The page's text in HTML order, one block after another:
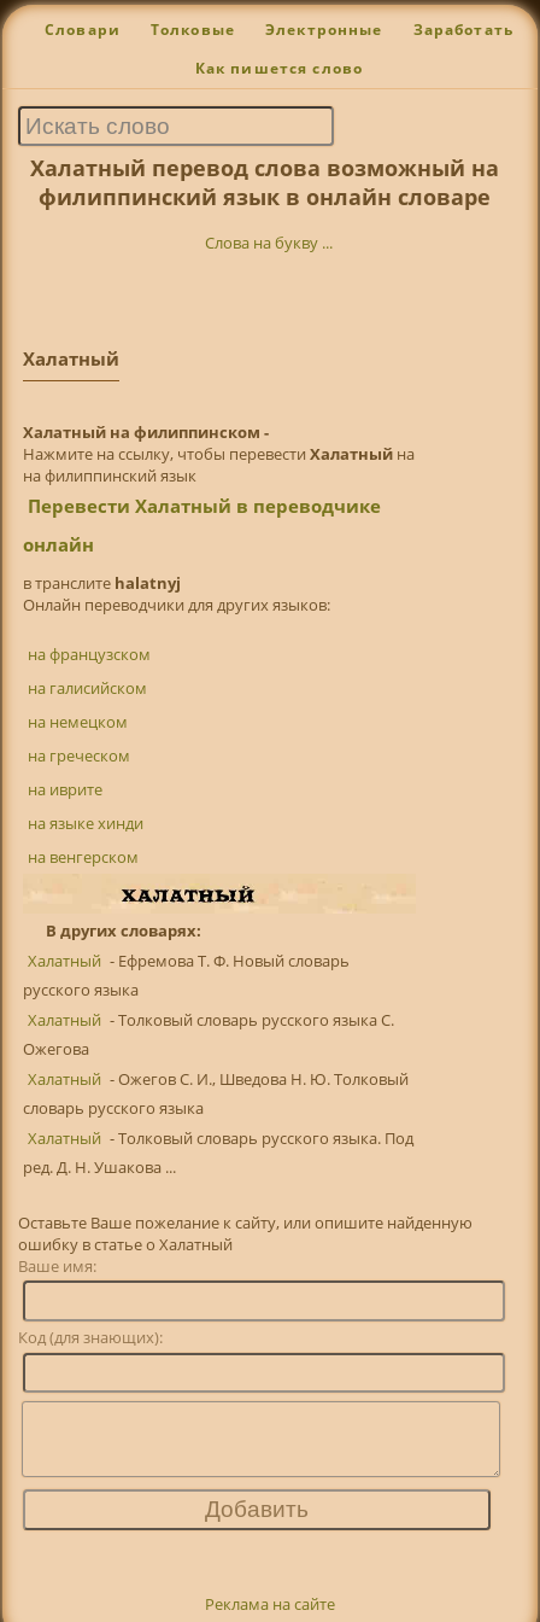
Словари Толковые Электронные Заработать
Как пишется слово
Халатный перевод слова возможный на
филиппинский язык в онлайн словаре
Слова на букву ...
Халатный
Халатный на филиппинском -
Нажмите на ссылку, чтобы перевести Халатныйна
на филиппинский язык
Перевести Халатный в переводчике
онлайн
в транслитe halatnyj
Онлайн переводчики для других языков:
на французском
на галисийском
на немецком
на греческом
на иврите
на языке хинди
на венгерском
В других словарях:
Халатный - Ефремова Т. Ф. Новый словарь
русского языка
Халатный - Толковый словарь русского языка С.
Ожегова
Халатный - Ожегов С. И., Шведова Н. Ю. Толковый
словарь русского языка
Халатный - Толковый словарь русского языка. Под
ред. Д. Н. Ушакова ...
Оставьте Ваше пожелание к сайту, или опишите найденную
ошибку в статье о Халатный
Ваше имя:
Код (для знающих):
Реклама на сайте